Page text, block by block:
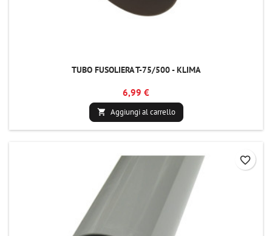
TUBO FUSOLIERA T-75/500 - KLIMA
6,99 €
 Aggiungi al carrello
favorite_border